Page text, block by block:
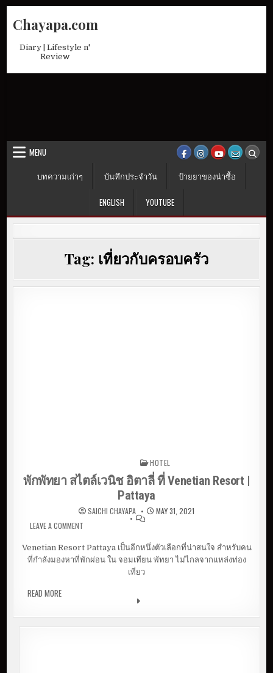
Chayapa.com
Diary | Lifestyle n'
Review
MENU
บทความเก่าๆ
บันทึกประจำวัน ป้ายยาของน่าซื้อ
ENGLISH YOUTUBE
Tag: เที่ยวกับครอบครัว
HOTEL
พักพัทยา สไตล์เวนิช อิตาลี่ ที่ Venetian Resort |
Pattaya
SAICHI CHAYAPA
MAY 31, 2021
LEAVE A COMMENTON พักพัทยา สไตล์เวนิช อิตาลี่ ที่ VENETIAN RESORT |
Venetian Resort Pattaya เป็นอีกหนึ่งตัวเลือกที่น่าสนใจ สำหรับคน
ที่กำลังมองหาที่พักผ่อน ใน จอมเทียน พัทยา ไม่ไกลจากแหล่งท่อง
เที่ยว
READ MOREพักพัทยา สไตล์เวนิช อิตาลี่ ที่ VENETIAN RESORT | PATTAYA